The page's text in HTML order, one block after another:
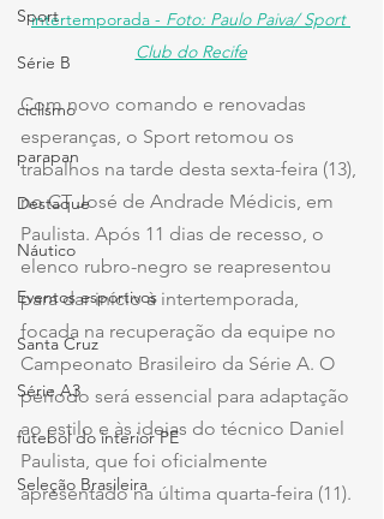
Sport
Série B
ciclismo
parapan
Destaque
Náutico
Eventos esportivos
Santa Cruz
Série A3
futebol do interior PE
Seleção Brasileira
intertemporada - Foto: Paulo Paiva/ Sport
Club do Recife
Com novo comando e renovadas
esperanças, o Sport retomou os
trabalhos na tarde desta sexta-feira (13),
no CT José de Andrade Médicis, em
Paulista. Após 11 dias de recesso, o
elenco rubro-negro se reapresentou
para dar início à intertemporada,
focada na recuperação da equipe no
Campeonato Brasileiro da Série A. O
período será essencial para adaptação
ao estilo e às ideias do técnico Daniel
Paulista, que foi oficialmente
apresentado na última quarta-feira (11).